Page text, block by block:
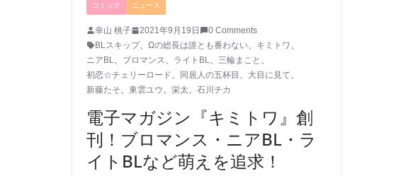
コミック ニュース
幸山 桃子 2021年9月19日
0 Comments
BLスキップ、 Ωの総長は誰とも番わない キミトワ
ニアBL
ブロマンス ライトBL 三輪まこと
初恋☆チェリーロード
同居人の五杯目 大目に見て
新藤たそ
東雲ユウ 栄太 石川チカ
電子マガジン『キミトワ』創
刊！ブロマンス・ニアBL・ラ
イトBLなど萌えを追求！